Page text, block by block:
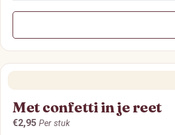
Met confetti in je reet
€2,95 Per stuk